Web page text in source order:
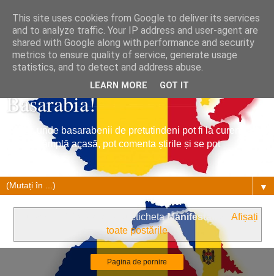
Tribuna Basarabiei, Stiri din
Basarabia!
Un loc unde basarabenii de pretutindeni pot fi la curent cu
ce se întâmplă acasă, pot comenta știrile și se pot
▼
Nu există nicio postare cu etichetaManifestatie
Afișați
toate postările
Pagina de pornire
This site uses cookies from Google to deliver its services
and to analyze traffic. Your IP address and user-agent are
shared with Google along with performance and security
metrics to ensure quality of service, generate usage
statistics, and to detect and address abuse.
LEARN MORE GOT IT